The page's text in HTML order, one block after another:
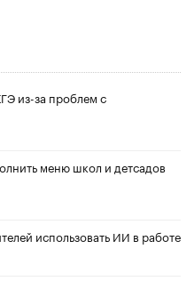
из-за проблем с
меню школ и детсадов
использовать ИИ в работе